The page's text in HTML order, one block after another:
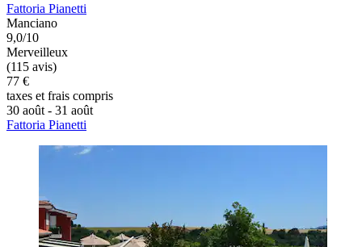
Fattoria Pianetti
Manciano
9,0/10
Merveilleux
(115 avis)
77 €
taxes et frais compris
30 août - 31 août
Fattoria Pianetti